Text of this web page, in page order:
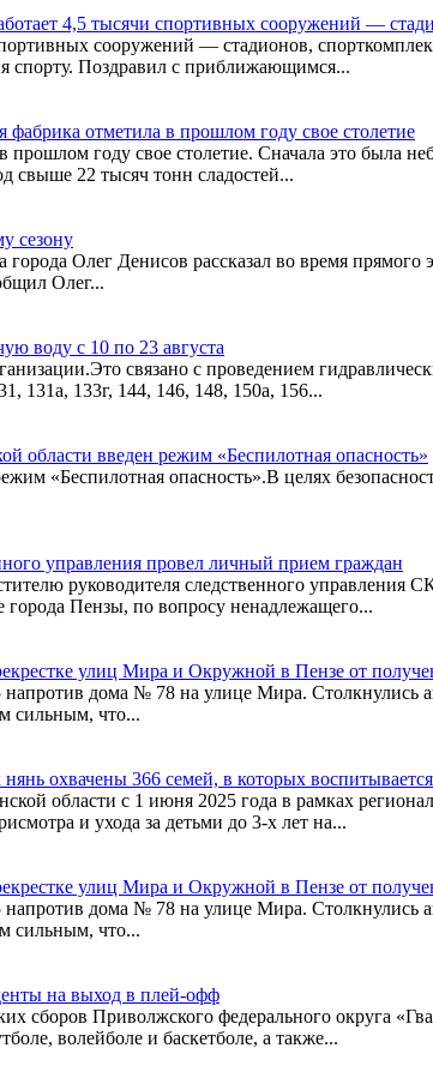
4,5 тысячи спортивных сооружений —
сооружений — стадионов,
спорту. Поздравил с приближающимся...
отметила в прошлом году свое столетие
прошлом году свое столетие. Сначала это была
свыше 22 тысяч тонн сладостей...
сезону
города Олег Денисов рассказал во время
Олег...
воду с 10 по 23 августа
связано с проведением
131а, 133г, 144, 146, 148, 150а, 156...
области введен режим «Беспилотная опасность»
«Беспилотная опасность».В целях
управления провел личный прием граждан
руководителя следственного
Пензы, по вопросу ненадлежащего...
улиц Мира и Окружной в Пензе от
напротив дома № 78 на улице Мира.
сильным, что...
охвачены 366 семей, в которых воспитывается
области с 1 июня 2025 года в рамках
и ухода за детьми до 3-х лет на...
улиц Мира и Окружной в Пензе от
напротив дома № 78 на улице Мира.
сильным, что...
на выход в плей-офф
сборов Приволжского федерального округа
волейболе и баскетболе, а также...